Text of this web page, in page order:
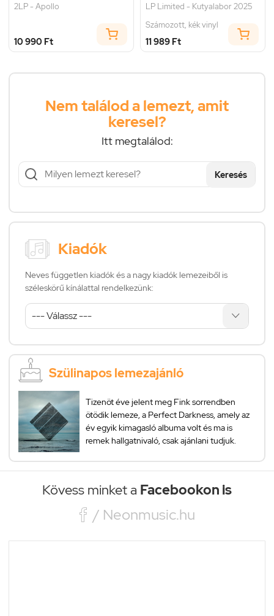
2LP - Apollo
10 990 Ft
LP Limited - Kutyalabor 2025
Számozott, kék vinyl
11 989 Ft
Nem találod a lemezt, amit
keresel?
Itt megtalálod:
Keresés
Kiadók
Neves független kiadók és a nagy kiadók lemezeiből is
széleskörű kínálattal rendelkezünk:
Szülinapos lemezajánló
Tizenöt éve jelent meg Fink sorrendben
ötödik lemeze, a Perfect Darkness, amely az
év egyik kimagasló albuma volt és ma is
remek hallgatnivaló, csak ajánlani tudjuk.
Kövess minket a Facebookon is
 / Neonmusic.hu